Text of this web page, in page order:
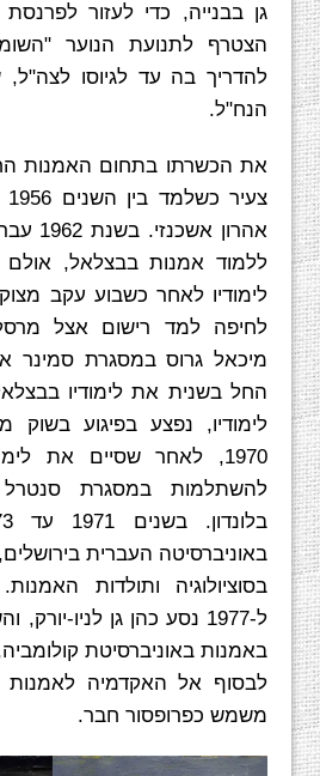
הצטרף לתנועת הנוער
להדריך בה עד לגיוסו
הנח"ל.
את הכשרתו בתחום האמנות
אהרון
ללמוד אמנות בבצלאל,
לימודיו לאחר כשבוע עקב
לחיפה למד רישום אצל מרסל
לימודיו, נפצע בפיגוע
1970, לאחר שסיים את
להשתלמות במסגרת
באוניברסיטה העברית
ל-1977 נסע כהן גן לניו-
באמנות באוניברסיטת קולומביה,
לבסוף אל האקדמיה
משמש כפרופסור חבר.